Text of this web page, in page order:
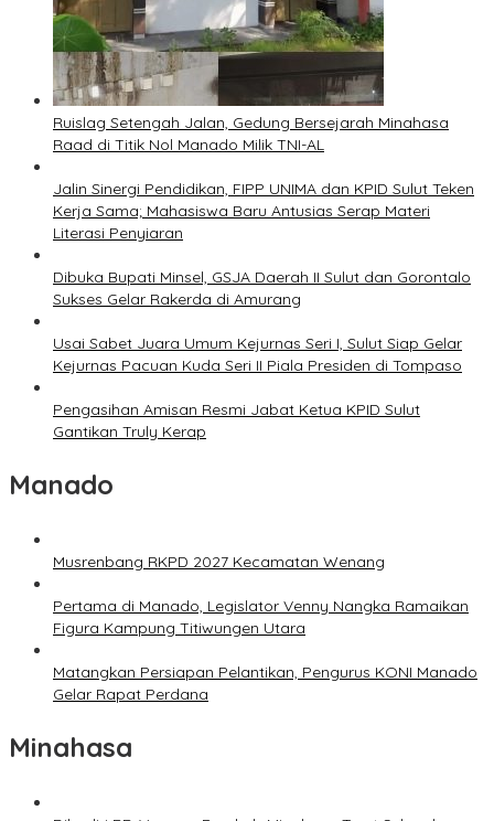
Ruislag Setengah Jalan, Gedung Bersejarah Minahasa
Raad di Titik Nol Manado Milik TNI-AL
Jalin Sinergi Pendidikan, FIPP UNIMA dan KPID Sulut Teken
Kerja Sama; Mahasiswa Baru Antusias Serap Materi
Literasi Penyiaran
Dibuka Bupati Minsel, GSJA Daerah II Sulut dan Gorontalo
Sukses Gelar Rakerda di Amurang
Usai Sabet Juara Umum Kejurnas Seri I, Sulut Siap Gelar
Kejurnas Pacuan Kuda Seri II Piala Presiden di Tompaso
Pengasihan Amisan Resmi Jabat Ketua KPID Sulut
Gantikan Truly Kerap
Manado
Musrenbang RKPD 2027 Kecamatan Wenang
Pertama di Manado, Legislator Venny Nangka Ramaikan
Figura Kampung Titiwungen Utara
Matangkan Persiapan Pelantikan, Pengurus KONI Manado
Gelar Rapat Perdana
Minahasa